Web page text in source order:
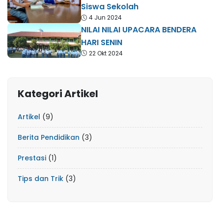
Siswa Sekolah
4 Jun 2024
NILAI NILAI UPACARA BENDERA
HARI SENIN
22 Okt 2024
Kategori Artikel
Artikel (9)
Berita Pendidikan (3)
Prestasi (1)
Tips dan Trik (3)